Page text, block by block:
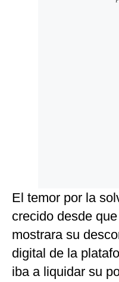
El temor por la
crecido desde
mostrara su
digital de la
iba a liquidar su